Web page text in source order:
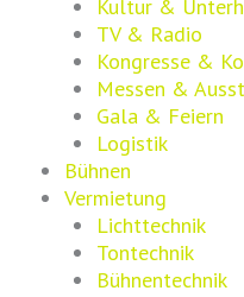
Kultur &
TV & Radio
Kongresse &
Messen &
Gala & Feiern
Logistik
Bühnen
Vermietung
Lichttechnik
Tontechnik
Bühnentechnik